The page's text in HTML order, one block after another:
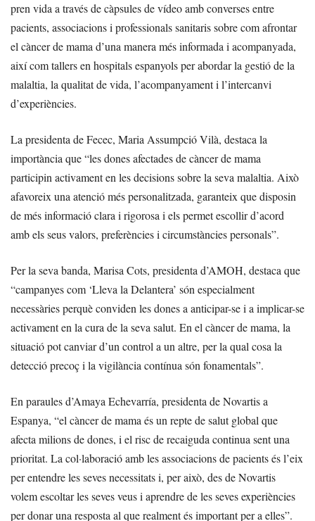
pren vida a través de càpsules de vídeo amb converses entre
pacients, associacions i professionals sanitaris sobre com afrontar
el càncer de mama d’una manera més informada i acompanyada,
així com tallers en hospitals espanyols per abordar la gestió de la
malaltia, la qualitat de vida, l’acompanyament i l’intercanvi
d’experiències.
La presidenta de Fecec, Maria Assumpció Vilà, destaca la
importància que “les dones afectades de càncer de mama
participin activament en les decisions sobre la seva malaltia. Això
afavoreix una atenció més personalitzada, garanteix que disposin
de més informació clara i rigorosa i els permet escollir d’acord
amb els seus valors, preferències i circumstàncies personals”.
Per la seva banda, Marisa Cots, presidenta d’AMOH, destaca que
“campanyes com ‘Lleva la Delantera’ són especialment
necessàries perquè conviden les dones a anticipar-se i a implicar-se
activament en la cura de la seva salut. En el càncer de mama, la
situació pot canviar d’un control a un altre, per la qual cosa la
detecció precoç i la vigilància contínua són fonamentals”.
En paraules d’Amaya Echevarría, presidenta de Novartis a
Espanya, “el càncer de mama és un repte de salut global que
afecta milions de dones, i el risc de recaiguda continua sent una
prioritat. La col·laboració amb les associacions de pacients és l’eix
per entendre les seves necessitats i, per això, des de Novartis
volem escoltar les seves veus i aprendre de les seves experiències
per donar una resposta al que realment és important per a elles”.